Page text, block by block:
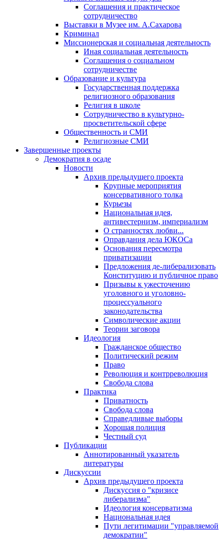
Соглашения и практическое
сотрудничество
Выставки в Музее им. А.Сахарова
Криминал
Миссионерская и социальная деятельность
Иная социальная деятельность
Соглашения о социальном
сотрудничестве
Образование и культура
Государственная поддержка
религиозного образования
Религия в школе
Сотрудничество в культурно-
просветительской сфере
Общественность и СМИ
Религиозные СМИ
Завершенные проекты
Демократия в осаде
Новости
Архив предыдущего проекта
Крупные мероприятия
консервативного толка
Курьезы
Национальная идея,
антивестернизм, империализм
О странностях любви...
Оправдания дела ЮКОСа
Основания пересмотра
приватизации
Предложения де-либерализовать
Конституцию и публичное право
Призывы к ужесточению
уголовного и уголовно-
процессуального
законодательства
Символические акции
Теории заговора
Идеология
Гражданское общество
Политический режим
Право
Революция и контрреволюция
Свобода слова
Практика
Приватность
Свобода слова
Справедливые выборы
Хорошая полиция
Честный суд
Публикации
Аннотированный указатель
литературы
Дискуссии
Архив предыдущего проекта
Дискуссия о "кризисе
либерализма"
Идеология консерватизма
Национальная идея
Пути легитимации "управляемой
демократии"